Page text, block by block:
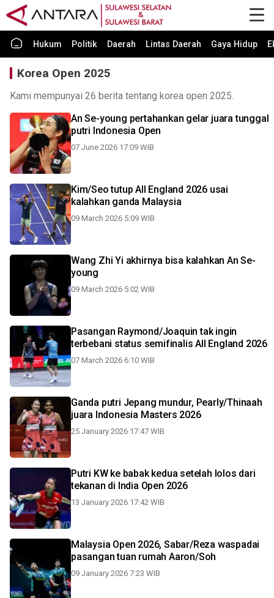
Hukum Politik Daerah Lintas Daerah Gaya Hidup
Korea Open 2025
Kami mempunyai 26 berita tentang korea open 2025.
An Se-young pertahankan gelar juara tunggal
putri Indonesia Open
07 June 2026 17:09 WIB
Kim/Seo tutup All England 2026 usai
kalahkan ganda Malaysia
09 March 2026 5:09 WIB
Wang Zhi Yi akhirnya bisa kalahkan An Se-
young
09 March 2026 5:02 WIB
Pasangan Raymond/Joaquin tak ingin
terbebani status semifinalis All England 2026
07 March 2026 6:10 WIB
Ganda putri Jepang mundur, Pearly/Thinaah
juara Indonesia Masters 2026
25 January 2026 17:47 WIB
Putri KW ke babak kedua setelah lolos dari
tekanan di India Open 2026
13 January 2026 17:42 WIB
Malaysia Open 2026, Sabar/Reza waspadai
pasangan tuan rumah Aaron/Soh
09 January 2026 7:23 WIB